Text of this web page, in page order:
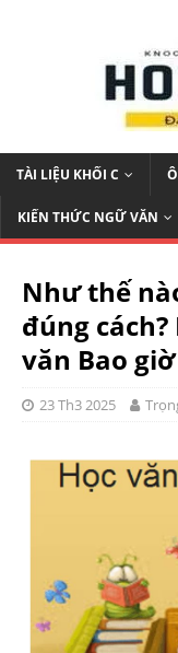
TÀI LIỆU KHỐI C
KIẾN THỨC NGỮ VĂN
Như thế
đúng
văn Bao
23 Th3 2025